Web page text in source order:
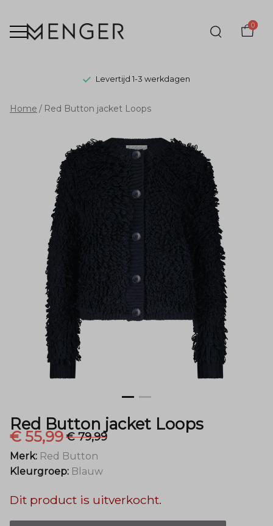
0
Levertijd 1-3 werkdagen
Red
Button
jacket
Loops
Menger
Mode
Home Red Button jacket Loops
Red Button jacket Loops
€ 55,99€ 79,99
Merk: Red Button
Kleurgroep: Blauw
Dit product is uitverkocht.